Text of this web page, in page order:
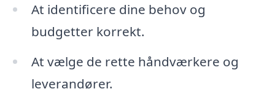
At identificere dine behov og
budgetter korrekt.
At vælge de rette håndværkere og
leverandører.